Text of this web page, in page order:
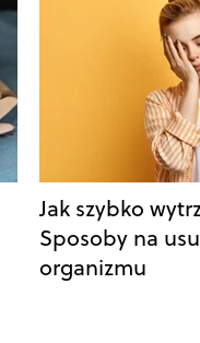
Jak szybko
Sposoby na
organizmu